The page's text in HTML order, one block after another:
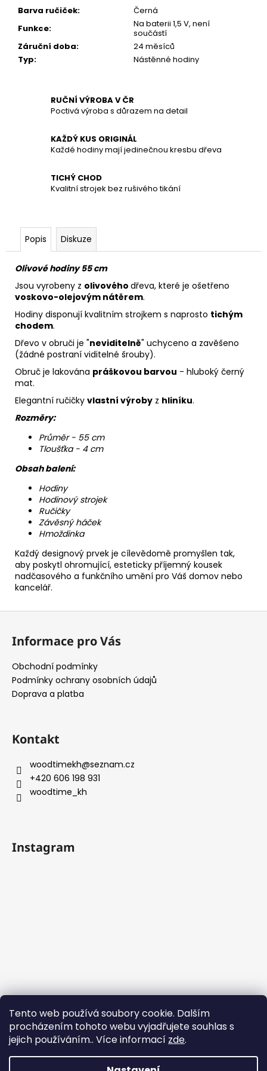
Tento web používá soubory cookie. Dalším
procházením tohoto webu vyjadřujete souhlas s
jejich používáním.. Více informací zde.
Barva ručiček:
Černá
Funkce:
Na baterii 1,5 V, není
součástí
Záruční doba:
24 měsíců
Typ: Nástěnné hodiny
RUČNÍ VÝROBA V ČR
Poctivá výroba s důrazem na detail
KAŽDÝ KUS ORIGINÁL
Každé hodiny mají jedinečnou kresbu dřeva
TICHÝ CHOD
Kvalitní strojek bez rušivého tikání
Popis Diskuze
Olivové hodiny 55 cm
Jsou vyrobeny z olivového dřeva, které je ošetřeno
voskovo-olejovým nátěrem.
Hodiny disponují kvalitním strojkem s naprosto tichým
chodem.
Dřevo v obruči je "neviditelně" uchyceno a zavěšeno
(žádné postraní viditelné šrouby).
Obruč je lakována práškovou barvou - hluboký černý
mat.
Elegantní ručičky vlastní výroby z hliníku.
Rozměry:
Průměr - 55 cm
Tloušťka - 4 cm
Obsah balení:
Hodiny
Hodinový strojek
Ručičky
Závěsný háček
Hmoždinka
Každý designový prvek je cílevědomě promyšlen tak,
aby poskytl ohromující, esteticky příjemný kousek
nadčasového a funkčního umění pro Váš domov nebo
kancelář.
u
e
m
Z
Informace pro Vás
Obchodní podmínky
Podmínky ochrany osobních údajů
Doprava a platba
Kontakt
woodtimekh@seznam.cz
+420 606 198 931
woodtime_kh
Instagram